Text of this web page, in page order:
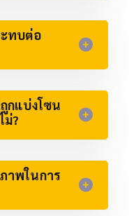
ทบต่อ
กแบ่งโซน
ม่?​
าพในการ